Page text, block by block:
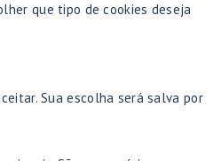
que tipo de cookies deseja
Sua escolha será salva por